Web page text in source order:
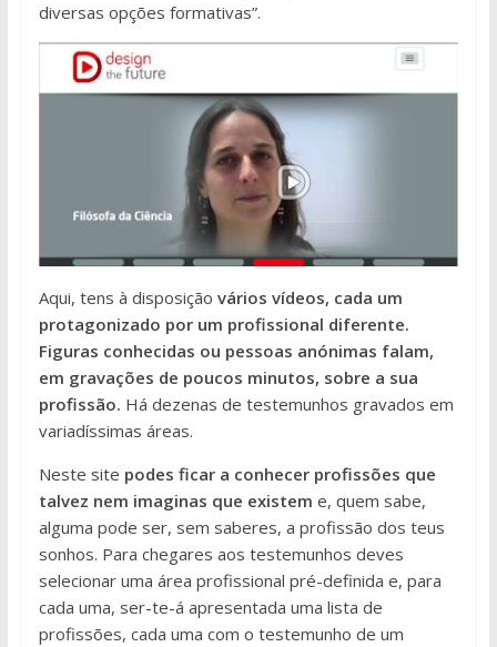
diversas opções formativas”.
Aqui, tens à disposição vários vídeos, cada um
protagonizado por um profissional diferente.
Figuras conhecidas ou pessoas anónimas falam,
em gravações de poucos minutos, sobre a sua
profissão. Há dezenas de testemunhos gravados em
variadíssimas áreas.
Neste site podes ficar a conhecer profissões que
talvez nem imaginas que existem e, quem sabe,
alguma pode ser, sem saberes, a profissão dos teus
sonhos. Para chegares aos testemunhos deves
selecionar uma área profissional pré-definida e, para
cada uma, ser-te-á apresentada uma lista de
profissões, cada uma com o testemunho de um